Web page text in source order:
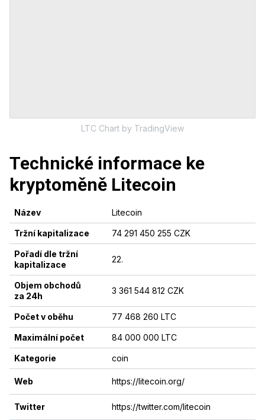
LTC Chart by TradingView
Technické informace ke
kryptoměně Litecoin
Název Litecoin
Tržní kapitalizace 74 291 450 255 CZK
Pořadí dle tržní
kapitalizace
22.
Objem obchodů
za 24h
3 361 544 812 CZK
Počet v oběhu 77 468 260 LTC
Maximální počet 84 000 000 LTC
Kategorie coin
Web https://litecoin.org/
Twitter https://twitter.com/litecoin